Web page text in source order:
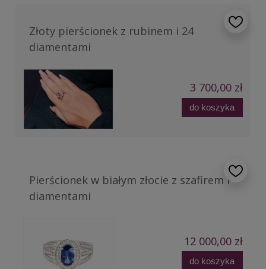
Złoty pierścionek z rubinem i 24
diamentami
3 700,00 zł
do koszyka
Pierścionek w białym złocie z szafirem i
diamentami
12 000,00 zł
do koszyka